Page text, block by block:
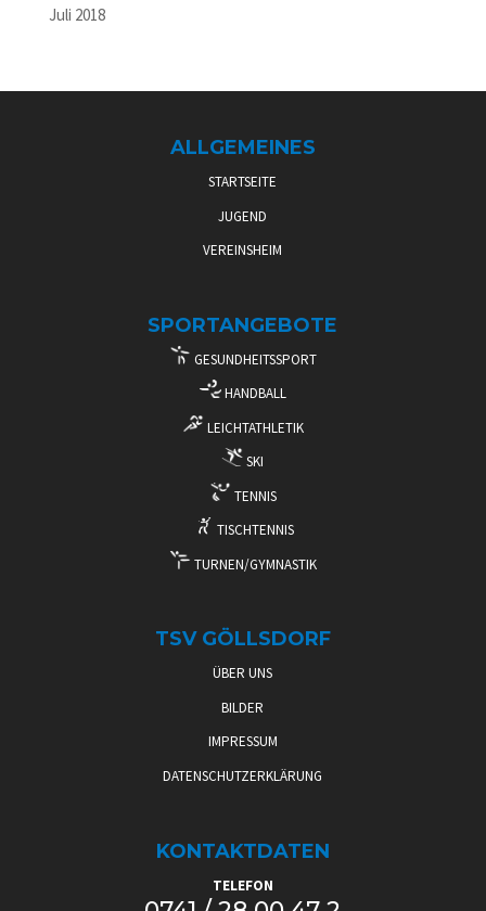
Juli 2018
ALLGEMEINES
STARTSEITE
JUGEND
VEREINSHEIM
SPORTANGEBOTE
GESUNDHEITSSPORT
HANDBALL
LEICHTATHLETIK
SKI
TENNIS
TISCHTENNIS
TURNEN/GYMNASTIK
TSV GÖLLSDORF
ÜBER UNS
BILDER
IMPRESSUM
DATENSCHUTZERKLÄRUNG
KONTAKTDATEN
TELEFON